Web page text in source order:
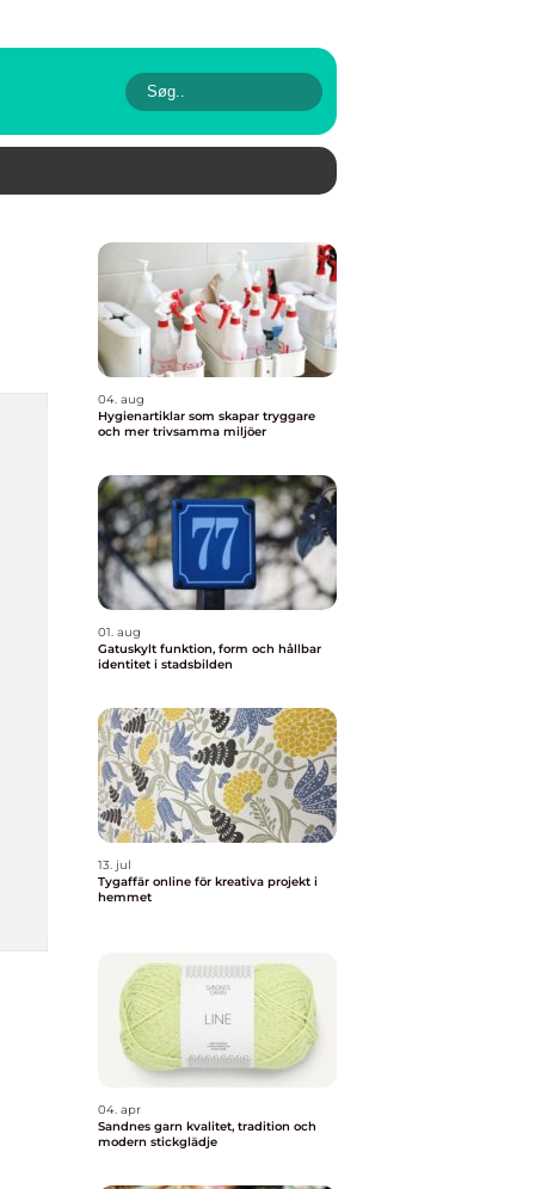
04. aug
Hygienartiklar som skapar tryggare
och mer trivsamma miljöer
01. aug
Gatuskylt funktion, form och hållbar
identitet i stadsbilden
13. jul
Tygaffär online för kreativa projekt i
hemmet
04. apr
Sandnes garn kvalitet, tradition och
modern stickglädje